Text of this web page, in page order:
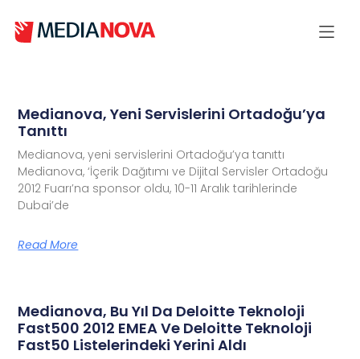
Medianova, Yeni Servislerini Ortadoğu’ya
Tanıttı
Medianova, yeni servislerini Ortadoğu’ya tanıttı
Medianova, ‘İçerik Dağıtımı ve Dijital Servisler Ortadoğu
2012 Fuarı’na sponsor oldu, 10-11 Aralık tarihlerinde
Dubai’de
Read More
Medianova, Bu Yıl Da Deloitte Teknoloji
Fast500 2012 EMEA Ve Deloitte Teknoloji
Fast50 Listelerindeki Yerini Aldı